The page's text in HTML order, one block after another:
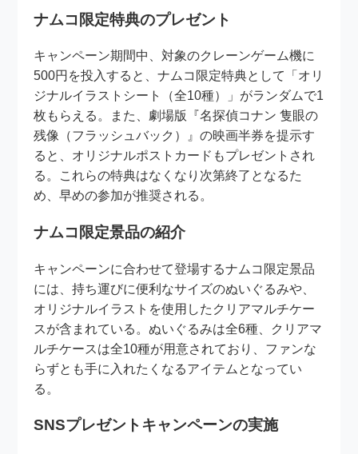
ナムコ限定特典のプレゼント
キャンペーン期間中、対象のクレーンゲーム機に
500円を投入すると、ナムコ限定特典として「オリ
ジナルイラストシート（全10種）」がランダムで1
枚もらえる。また、劇場版『名探偵コナン 隻眼の
残像（フラッシュバック）』の映画半券を提示す
ると、オリジナルポストカードもプレゼントされ
る。これらの特典はなくなり次第終了となるた
め、早めの参加が推奨される。
ナムコ限定景品の紹介
キャンペーンに合わせて登場するナムコ限定景品
には、持ち運びに便利なサイズのぬいぐるみや、
オリジナルイラストを使用したクリアマルチケー
スが含まれている。ぬいぐるみは全6種、クリアマ
ルチケースは全10種が用意されており、ファンな
らずとも手に入れたくなるアイテムとなってい
る。
SNSプレゼントキャンペーンの実施